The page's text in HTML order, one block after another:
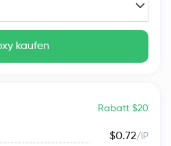
kaufen
Rabatt $20
$0.72/IP